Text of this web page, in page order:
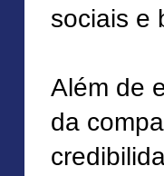
sociais e
Além de
da